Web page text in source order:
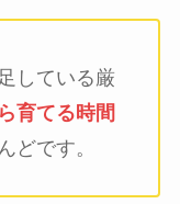
している厳
育てる時間
どです。